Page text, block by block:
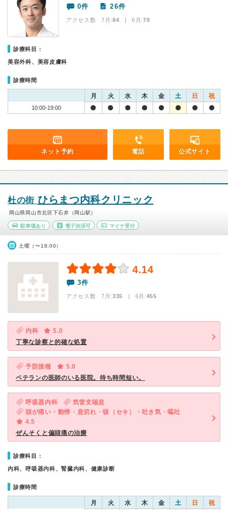
0件 26件
アクセス数 7月:84 | 6月:70
診療科目：
美容外科、美容皮膚科
診療時間
月 火 水 木 金 土 日 祝
10:00-19:00
ネット予約 電話 公式サイト
杜の街 ひらまつ内科クリニック
岡山県岡山市北区下石井（岡山駅）
駐車場あり 電子決済可 マイナ受付
土曜（〜18:00）
4.14
3件
アクセス数 7月:335 | 6月:455
内科
5.0
丁寧な診察と的確な処置
予防接種
5.0
ベテランの医師のいる医院。待ち時間短い。
呼吸器内科
気管支喘息
頭が痛い・動悸・息切れ・咳（セキ）・吐き気・嘔吐
4.5
ぜんそくと偏頭痛の治療
診療科目：
内科、呼吸器内科、腎臓内科、健康診断
診療時間
月 火 水 木 金 土 日 祝